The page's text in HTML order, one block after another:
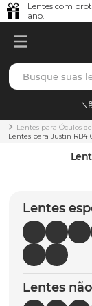
Lentes com
ano.
Busque suas
Lentes para Óculos
Lentes para Justin
Lentes
Lentes
TERMOS
1º
holbrook
5º chaves
6º t-shock
7º latch
8º gasket